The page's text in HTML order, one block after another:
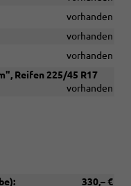
vorhanden
vorhanden
vorhanden
Reifen 225/45 R17
vorhanden
330,– €